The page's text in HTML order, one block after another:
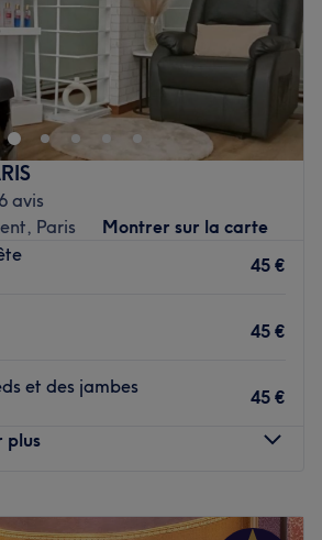
6 avis
Paris
Montrer sur la carte
45 €
45 €
et des jambes
45 €
plus
11:00–19:00